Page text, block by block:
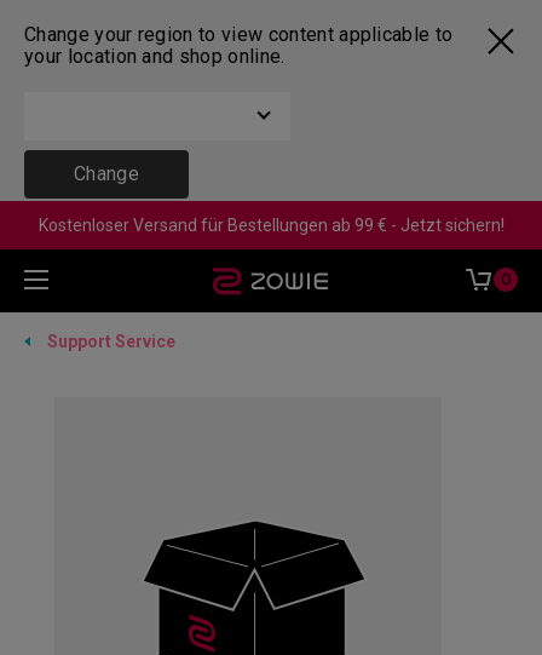
Change your region to view content applicable to
your location and shop online.
Change
Kostenloser Versand für Bestellungen ab 99 € - Jetzt sichern!
0
Support Service